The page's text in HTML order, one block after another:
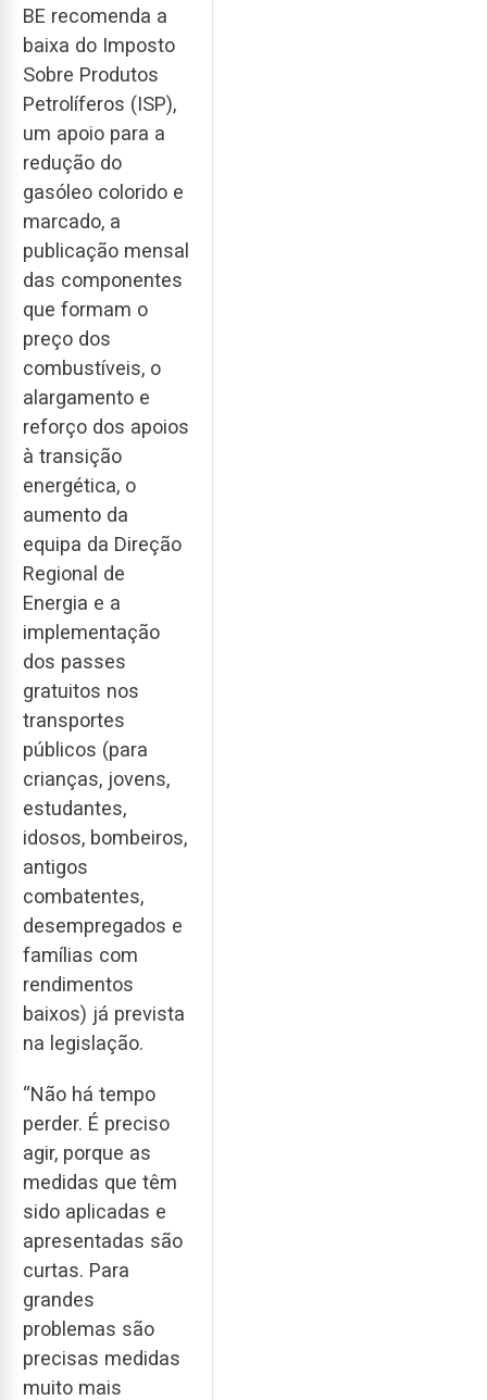
BE recomenda a
baixa do Imposto
Sobre Produtos
Petrolíferos (ISP),
um apoio para a
redução do
gasóleo colorido e
marcado, a
publicação mensal
das componentes
que formam o
preço dos
combustíveis, o
alargamento e
reforço dos apoios
à transição
energética, o
aumento da
equipa da Direção
Regional de
Energia e a
implementação
dos passes
gratuitos nos
transportes
públicos (para
crianças, jovens,
estudantes,
idosos, bombeiros,
antigos
combatentes,
desempregados e
famílias com
rendimentos
baixos) já prevista
na legislação.
“Não há tempo
perder. É preciso
agir, porque as
medidas que têm
sido aplicadas e
apresentadas são
curtas. Para
grandes
problemas são
precisas medidas
muito mais